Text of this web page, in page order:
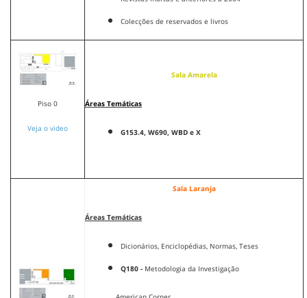
Colecções de reservados e livros
Piso 0
Veja o video
Sala Amarela
Áreas Temáticas
G153.4, W690, WBD e X
Sala Laranja
Áreas Temáticas
Dicionários, Enciclopédias, Normas, Teses
Q180 - Metodologia da Investigação